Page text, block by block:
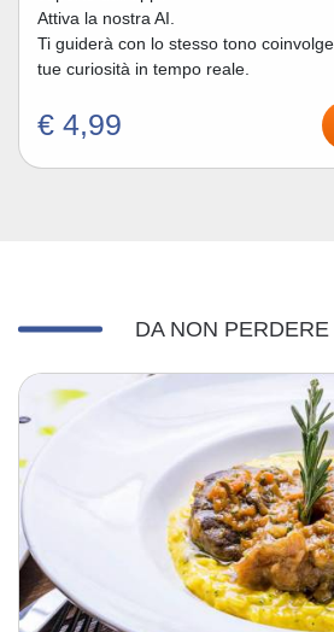
Attiva la nostra AI.
Ti guiderà con lo stesso tono
tue curiosità in tempo reale.
€ 4,99
DA NON PERDERE